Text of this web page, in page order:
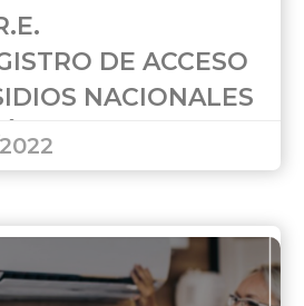
DE ACCESO
NACIONALES